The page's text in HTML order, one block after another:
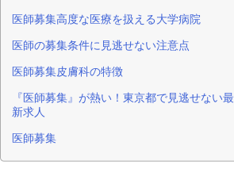
医師募集高度な医療を扱える大学病院
医師の募集条件に見逃せない注意点
医師募集皮膚科の特徴
『医師募集』が熱い！東京都で見逃せない最
新求人
医師募集